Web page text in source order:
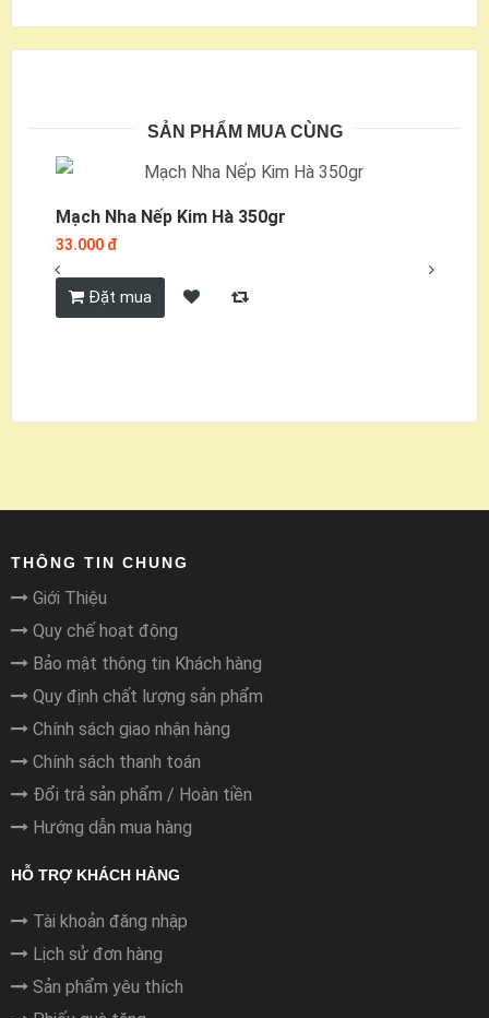
SẢN PHẨM MUA CÙNG
Mạch Nha Nếp Kim Hà 350gr
33.000 đ
Đặt mua
THÔNG TIN CHUNG
Giới Thiệu
Quy chế hoạt động
Bảo mật thông tin Khách hàng
Quy định chất lượng sản phẩm
Chính sách giao nhận hàng
Chính sách thanh toán
Đổi trả sản phẩm / Hoàn tiền
Hướng dẫn mua hàng
HỖ TRỢ KHÁCH HÀNG
Tài khoản đăng nhập
Lịch sử đơn hàng
Sản phẩm yêu thích